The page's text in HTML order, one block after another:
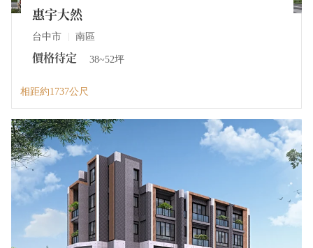
惠宇大然
台中市 南區
價格待定 38~52坪
相距約1737公尺